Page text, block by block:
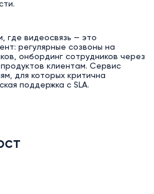
где видеосвязь — это
регулярные созвоны на
онбординг сотрудников через
клиентам. Сервис
для которых критична
поддержка с SLA.